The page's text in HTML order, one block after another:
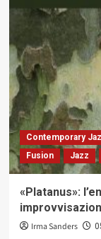
Contemporary
Fusion
Jazz
«Platanus»:
Irma Sanders